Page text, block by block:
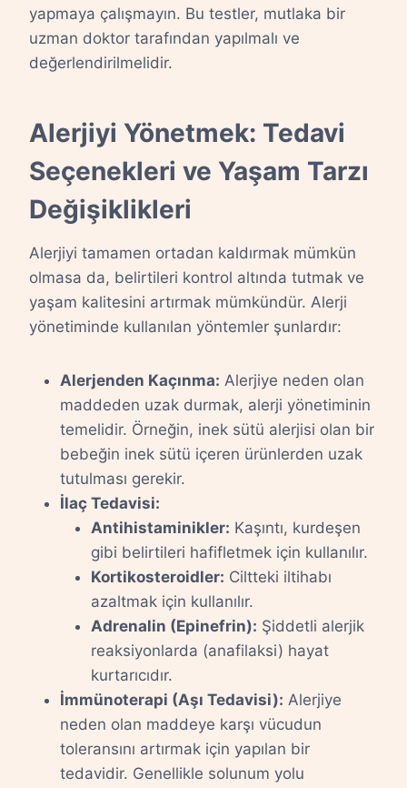
yapmaya çalışmayın. Bu testler, mutlaka bir
uzman doktor tarafından yapılmalı ve
değerlendirilmelidir.
Alerjiyi Yönetmek: Tedavi
Seçenekleri ve Yaşam Tarzı
Değişiklikleri
Alerjiyi tamamen ortadan kaldırmak mümkün
olmasa da, belirtileri kontrol altında tutmak ve
yaşam kalitesini artırmak mümkündür. Alerji
yönetiminde kullanılan yöntemler şunlardır:
Alerjenden Kaçınma: Alerjiye neden olan
maddeden uzak durmak, alerji yönetiminin
temelidir. Örneğin, inek sütü alerjisi olan bir
bebeğin inek sütü içeren ürünlerden uzak
tutulması gerekir.
İlaç Tedavisi:
Antihistaminikler: Kaşıntı, kurdeşen
gibi belirtileri hafifletmek için kullanılır.
Kortikosteroidler: Ciltteki iltihabı
azaltmak için kullanılır.
Adrenalin (Epinefrin): Şiddetli alerjik
reaksiyonlarda (anafilaksi) hayat
kurtarıcıdır.
İmmünoterapi (Aşı Tedavisi): Alerjiye
neden olan maddeye karşı vücudun
toleransını artırmak için yapılan bir
tedavidir. Genellikle solunum yolu